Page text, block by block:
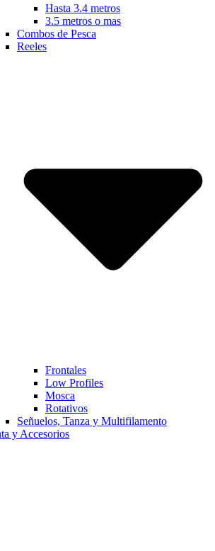
Hasta 3.4 metros
3.5 metros o mas
Combos de Pesca
Reeles
Frontales
Low Profiles
Mosca
Rotativos
Señuelos, Tanza y Multifilamento
y Accesorios